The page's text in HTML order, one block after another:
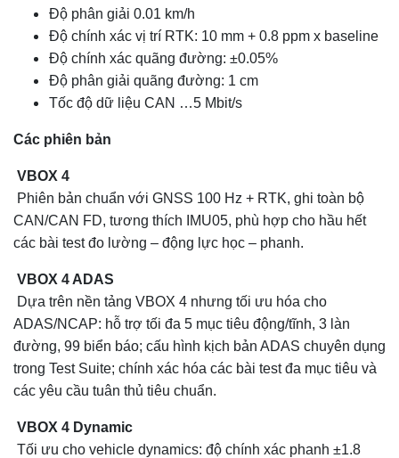
Độ phân giải 0.01 km/h
Độ chính xác vị trí RTK: 10 mm + 0.8 ppm x baseline
Độ chính xác quãng đường: ±0.05%
Độ phân giải quãng đường: 1 cm
Tốc độ dữ liệu CAN …5 Mbit/s
Các phiên bản
VBOX 4
Phiên bản chuẩn với GNSS 100 Hz + RTK, ghi toàn bộ
CAN/CAN FD, tương thích IMU05, phù hợp cho hầu hết
các bài test đo lường – động lực học – phanh.
VBOX 4 ADAS
Dựa trên nền tảng VBOX 4 nhưng tối ưu hóa cho
ADAS/NCAP: hỗ trợ tối đa 5 mục tiêu động/tĩnh, 3 làn
đường, 99 biển báo; cấu hình kịch bản ADAS chuyên dụng
trong Test Suite; chính xác hóa các bài test đa mục tiêu và
các yêu cầu tuân thủ tiêu chuẩn.
VBOX 4 Dynamic
Tối ưu cho vehicle dynamics: độ chính xác phanh ±1.8